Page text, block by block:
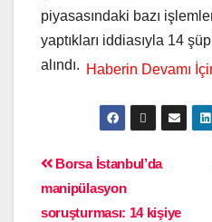
piyasasındaki bazı
yaptıkları iddiasıyla 14
alındı.
Borsa İstanbul’da
manipülasyon
soruşturması: 14 kişiye